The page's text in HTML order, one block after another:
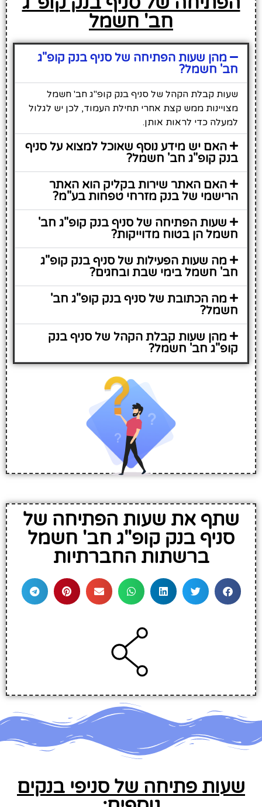
חב' חשמל
מהן שעות הפתיחה של סניף בנק קופ"ג
חב' חשמל?
שעות קבלת הקהל של סניף בנק קופ"ג חב' חשמל
מצויינות ממש קצת אחרי תחילת העמוד, לכן יש לגלול
למעלה כדי לראות אותן.
האם יש מידע נוסף שאוכל למצוא על סניף
בנק קופ"ג חב' חשמל?
האם האתר שירות בקליק הוא האתר
הרישמי של בנק מזרחי טפחות בע"מ?
שעות הפתיחה של סניף בנק קופ"ג חב'
חשמל הן בטוח מדוייקות?
מה שעות הפעילות של סניף בנק קופ"ג
חב' חשמל בימי שבת ובחגים?
מה הכתובת של סניף בנק קופ"ג חב'
חשמל?
מהן שעות קבלת הקהל של סניף בנק
קופ"ג חב' חשמל?
שתף את שעות הפתיחה של
סניף בנק קופ"ג חב' חשמל
ברשתות החברתיות
שעות פתיחה של סניפי בנקים